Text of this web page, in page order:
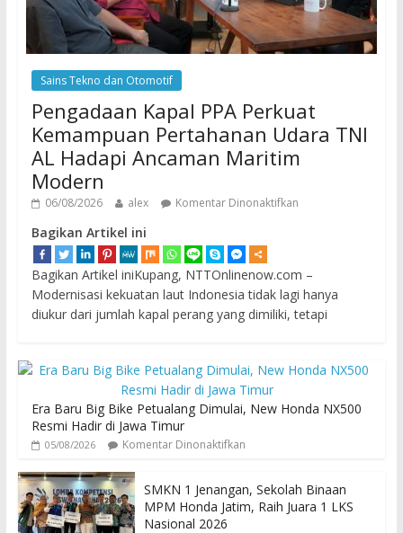
Sains Tekno dan Otomotif
Pengadaan Kapal PPA Perkuat
Kemampuan Pertahanan Udara TNI
AL Hadapi Ancaman Maritim
Modern
06/08/2026 alex Komentar Dinonaktifkan
Bagikan Artikel ini
Bagikan Artikel iniKupang, NTTOnlinenow.com –
Modernisasi kekuatan laut Indonesia tidak lagi hanya
diukur dari jumlah kapal perang yang dimiliki, tetapi
Era Baru Big Bike Petualang Dimulai, New Honda NX500
Resmi Hadir di Jawa Timur
05/08/2026 Komentar Dinonaktifkan
SMKN 1 Jenangan, Sekolah Binaan
MPM Honda Jatim, Raih Juara 1 LKS
Nasional 2026